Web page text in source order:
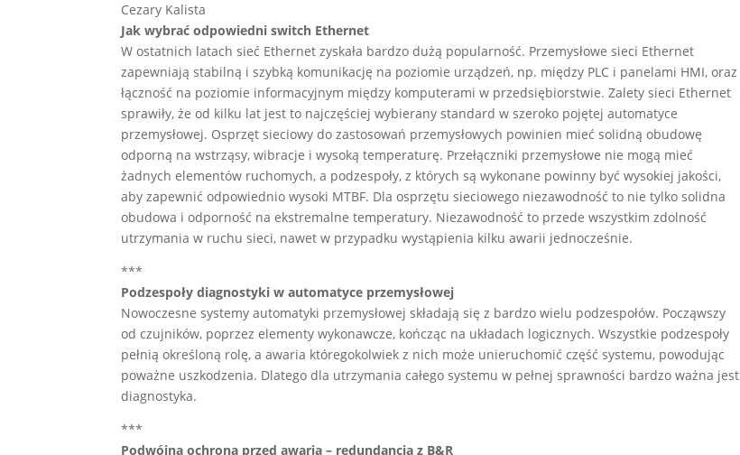
Cezary Kalista
Jak wybrać odpowiedni switch Ethernet
W ostatnich latach sieć Ethernet zyskała bardzo dużą popularność. Przemysłowe sieci Ethernet
zapewniają stabilną i szybką komunikację na poziomie urządzeń, np. między PLC i panelami HMI, oraz
łączność na poziomie informacyjnym między komputerami w przedsiębiorstwie. Zalety sieci Ethernet
sprawiły, że od kilku lat jest to najczęściej wybierany standard w szeroko pojętej automatyce
przemysłowej. Osprzęt sieciowy do zastosowań przemysłowych powinien mieć solidną obudowę
odporną na wstrząsy, wibracje i wysoką temperaturę. Przełączniki przemysłowe nie mogą mieć
żadnych elementów ruchomych, a podzespoły, z których są wykonane powinny być wysokiej jakości,
aby zapewnić odpowiednio wysoki MTBF. Dla osprzętu sieciowego niezawodność to nie tylko solidna
obudowa i odporność na ekstremalne temperatury. Niezawodność to przede wszystkim zdolność
utrzymania w ruchu sieci, nawet w przypadku wystąpienia kilku awarii jednocześnie.
***
Podzespoły diagnostyki w automatyce przemysłowej
Nowoczesne systemy automatyki przemysłowej składają się z bardzo wielu podzespołów. Począwszy
od czujników, poprzez elementy wykonawcze, kończąc na układach logicznych. Wszystkie podzespoły
pełnią określoną rolę, a awaria któregokolwiek z nich może unieruchomić część systemu, powodując
poważne uszkodzenia. Dlatego dla utrzymania całego systemu w pełnej sprawności bardzo ważna jest
diagnostyka.
***
Podwójna ochrona przed awarią – redundancja z B&R